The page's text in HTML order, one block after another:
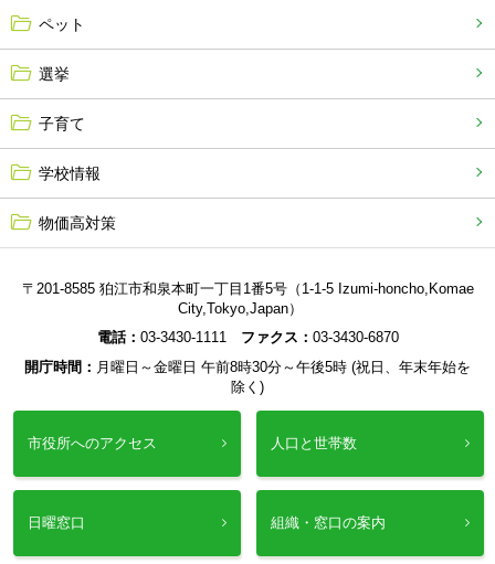
ペット
選挙
子育て
学校情報
物価高対策
〒201-8585 狛江市和泉本町一丁目1番5号（1-1-5 Izumi-honcho,Komae
City,Tokyo,Japan）
電話： 03-3430-1111 ファクス： 03-3430-6870
開庁時間： 月曜日～金曜日 午前8時30分～午後5時 (祝日、年末年始を
除く)
市役所へのアクセス 人口と世帯数
日曜窓口 組織・窓口の案内